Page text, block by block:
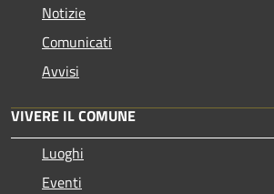
Notizie
Comunicati
Avvisi
VIVERE IL COMUNE
Luoghi
Eventi